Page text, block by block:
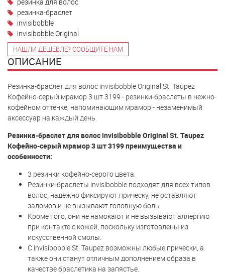
резинка-браслет
invisibobble
invisibobble Original
НАШЛИ ДЕШЕВЛЕ? СООБЩИТЕ НАМ
ОПИСАНИЕ
Резинка-браслет для волос invisibobble Original St. Taupez
Кофейно-серый мрамор 3 шт 3199 - резинки-браслеты в нежно-
кофейном оттенке, напоминающим мрамор - незаменимый
аксессуар на каждый день.
Резинка-браслет для волос invisibobble Original St. Taupez
Кофейно-серый мрамор 3 шт 3199 преимущества и
особенности:
3 резинки кофейно-серого цвета.
Резинки-браслеты invisibobble подходят для всех типов
волос, надежно фиксируют прическу, не оставляют
заломов и не вызывают головную боль.
Кроме того, они не намокают и не вызывают аллергию
при контакте с кожей, поскольку изготовлены из
искусственной смолы.
С invisibobble St. Taupez возможны любые прически, а
также они станут отличным дополнением образа в
качестве браслетика на запястье.